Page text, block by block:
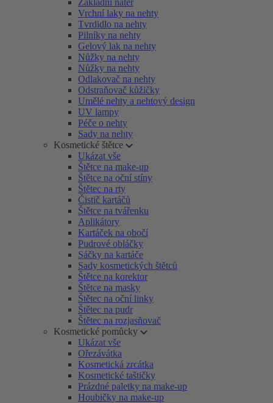
Základní nátěr
Vrchní laky na nehty
Tvrdidlo na nehty
Pilníky na nehty
Gelový lak na nehty
Nůžky na nehty
Nůžky na nehty
Odlakovač na nehty
Odstraňovač kůžičky
Umělé nehty a nehtový design
UV lampy
Péče o nehty
Sady na nehty
Kosmetické štětce
Ukázat vše
Štětce na make-up
Štětce na oční stíny
Štětec na rty
Čistič kartáčů
Štětce na tvářenku
Aplikátory
Kartáček na obočí
Pudrové obláčky
Sáčky na kartáče
Sady kosmetických štětců
Štětce na korektor
Štětce na masky
Štětec na oční linky
Štětec na pudr
Štětec na rozjasňovač
Kosmetické pomůcky
Ukázat vše
Ořezávátka
Kosmetická zrcátka
Kosmetické taštičky
Prázdné paletky na make-up
Houbičky na make-up